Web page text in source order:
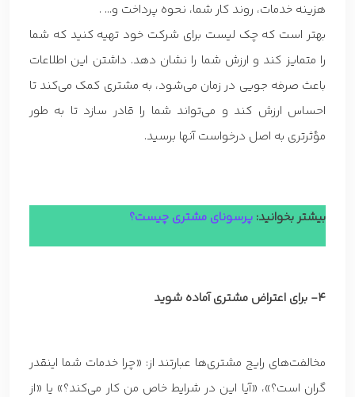
هزینه خدمات، روند کار شما، نحوه پرداخت و… .
بهتر است که چک لیست برای شرکت خود تهیه کنید که شما
را متمایز کند و ارزش شما را نشان دهد. داشتن این اطلاعات
باعث صرفه جویی در زمان می‌شود، به مشتری کمک می‌کند تا
احساس ارزش کند و می‌تواند شما را قادر سازد تا به طور
مؤثرتری به اصل درخواست آنها برسید.
بیشتر بخوانید: پرسونای مشتری چیست؟
4- برای اعتراض مشتری آماده شوید
مخالفت‌های رایج مشتری‌ها عبارتند از: «چرا خدمات شما اینقدر
گران است؟»، «آیا این در شرایط خاص من کار می‌کند؟» یا «از